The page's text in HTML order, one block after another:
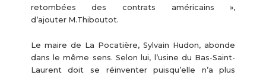
retombées des contrats américains »,
d’ajouter M.Thiboutot.
Le maire de La Pocatière, Sylvain Hudon, abonde
dans le même sens. Selon lui, l’usine du Bas-Saint-
Laurent doit se réinventer puisqu’elle n’a plus